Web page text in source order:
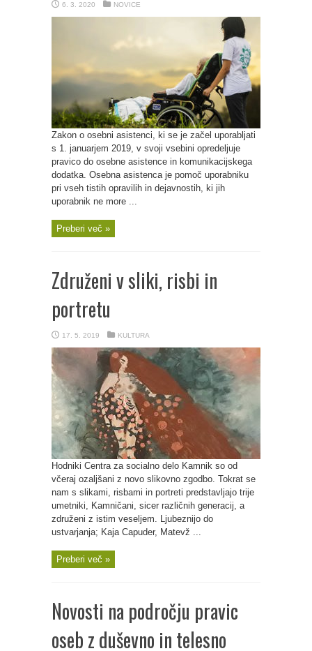
6. 3. 2020 NOVICE
Zakon o osebni asistenci, ki se je začel uporabljati
s 1. januarjem 2019, v svoji vsebini opredeljuje
pravico do osebne asistence in komunikacijskega
dodatka. Osebna asistenca je pomoč uporabniku
pri vseh tistih opravilih in dejavnostih, ki jih
uporabnik ne more ...
Preberi več »
Združeni v sliki, risbi in
portretu
17. 5. 2019 KULTURA
Hodniki Centra za socialno delo Kamnik so od
včeraj ozaljšani z novo slikovno zgodbo. Tokrat se
nam s slikami, risbami in portreti predstavljajo trije
umetniki, Kamničani, sicer različnih generacij, a
združeni z istim veseljem. Ljubeznijo do
ustvarjanja; Kaja Capuder, Matevž ...
Preberi več »
Novosti na področju pravic
oseb z duševno in telesno